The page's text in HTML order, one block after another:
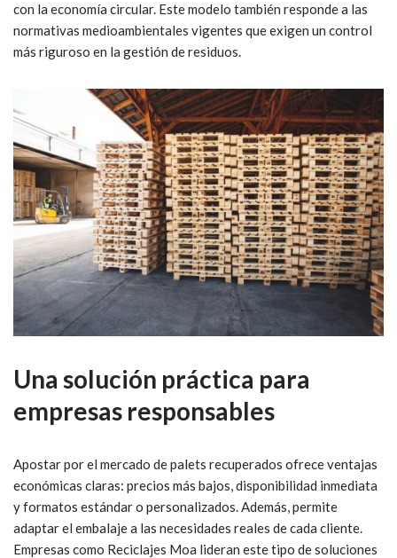
con la economía circular. Este modelo también responde a las
normativas medioambientales vigentes que exigen un control
más riguroso en la gestión de residuos.
Una solución práctica para
empresas responsables
Apostar por el mercado de palets recuperados ofrece ventajas
económicas claras: precios más bajos, disponibilidad inmediata
y formatos estándar o personalizados. Además, permite
adaptar el embalaje a las necesidades reales de cada cliente.
Empresas como Reciclajes Moa lideran este tipo de soluciones